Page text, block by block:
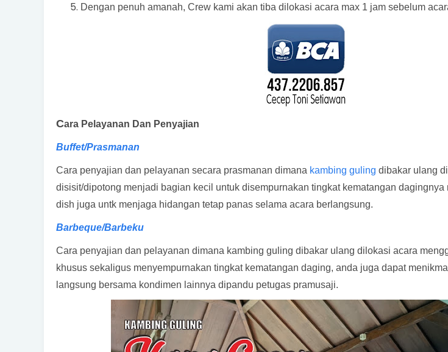
Dengan penuh amanah, Crew kami akan tiba dilokasi acara max 1 jam sebelum
Cara Pelayanan Dan Penyajian
Buffet/Prasmanan
Cara penyajian dan pelayanan secara prasmanan dimana kambing guling dibakar ulang
disisit/dipotong menjadi bagian kecil untuk disempurnakan tingkat kematangan dagingnya
dish juga untk menjaga hidangan tetap panas selama acara berlangsung.
Barbeque/Barbeku
Cara penyajian dan pelayanan dimana kambing guling dibakar ulang dilokasi acara
khusus sekaligus menyempurnakan tingkat kematangan daging, anda juga dapat
langsung bersama kondimen lainnya dipandu petugas pramusaji.